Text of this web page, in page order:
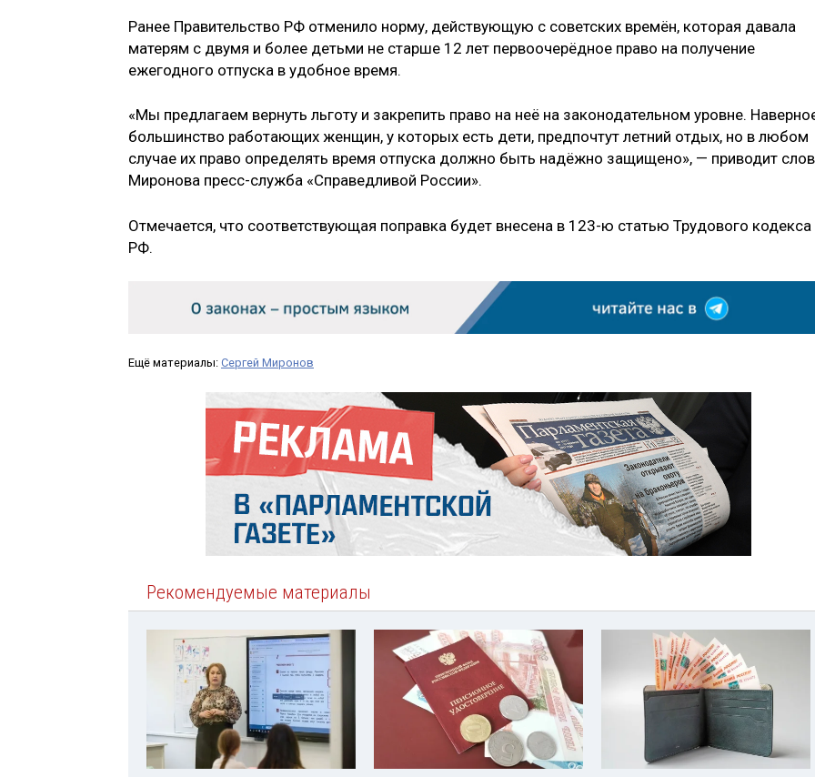
Ранее Правительство РФ отменило норму, действующую с советских времён, которая давала
матерям с двумя и более детьми не старше 12 лет первоочерёдное право на получение
ежегодного отпуска в удобное время.
«Мы предлагаем вернуть льготу и закрепить право на неё на законодательном уровне.
большинство работающих женщин, у которых есть дети, предпочтут летний отдых, но в любом
случае их право определять время отпуска должно быть надёжно защищено», — приводит
Миронова пресс-служба «Справедливой России».
Отмечается, что соответствующая поправка будет внесена в 123-ю статью Трудового кодекса
РФ.
Ещё материалы: Сергей Миронов
Рекомендуемые материалы